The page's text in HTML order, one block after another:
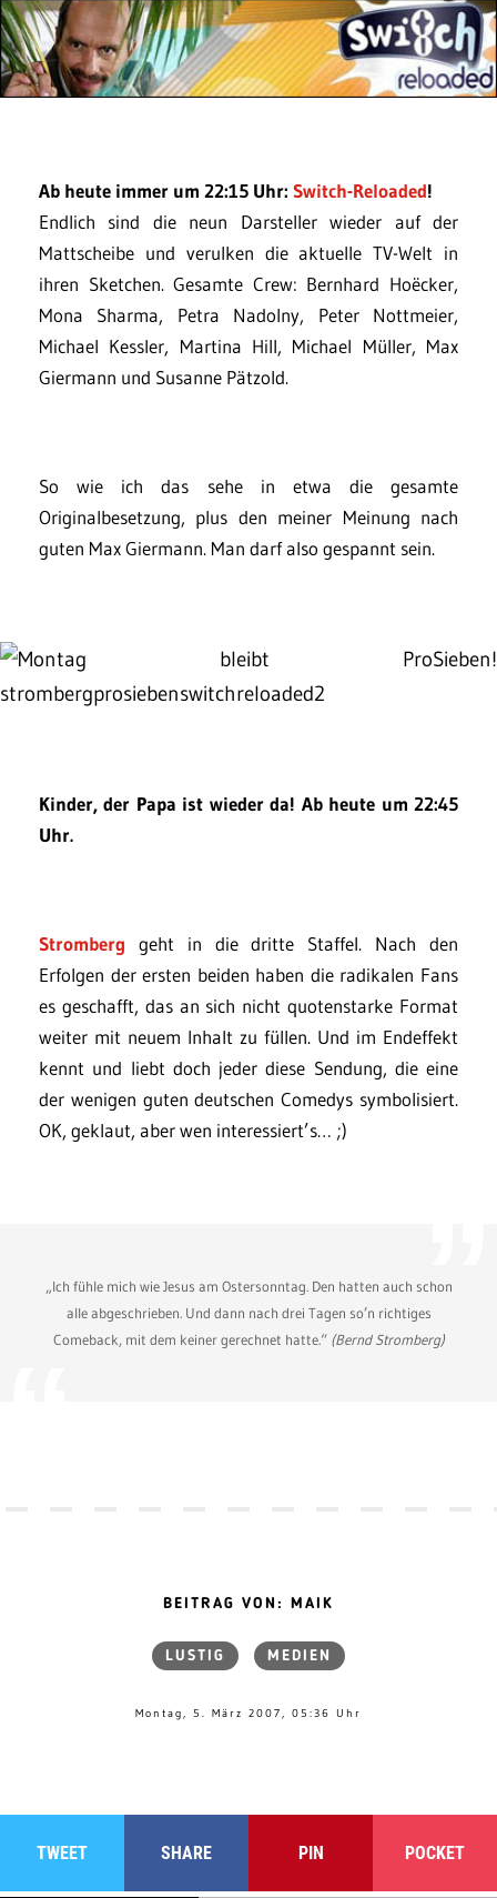
Ab heute immer um 22:15 Uhr: Switch-Reloaded!
Endlich sind die neun Darsteller wieder auf der
Mattscheibe und verulken die aktuelle TV-Welt in
ihren Sketchen. Gesamte Crew: Bernhard Hoëcker,
Mona Sharma, Petra Nadolny, Peter Nottmeier,
Michael Kessler, Martina Hill, Michael Müller, Max
Giermann und Susanne Pätzold.
So wie ich das sehe in etwa die gesamte
Originalbesetzung, plus den meiner Meinung nach
guten Max Giermann. Man darf also gespannt sein.
Kinder, der Papa ist wieder da! Ab heute um 22:45
Uhr.
Stromberg geht in die dritte Staffel. Nach den
Erfolgen der ersten beiden haben die radikalen Fans
es geschafft, das an sich nicht quotenstarke Format
weiter mit neuem Inhalt zu füllen. Und im Endeffekt
kennt und liebt doch jeder diese Sendung, die eine
der wenigen guten deutschen Comedys symbolisiert.
OK, geklaut, aber wen interessiert’s… ;)
„Ich fühle mich wie Jesus am Ostersonntag. Den hatten auch schon
alle abgeschrieben. Und dann nach drei Tagen so’n richtiges
Comeback, mit dem keiner gerechnet hatte.“ (Bernd Stromberg)
BEITRAG VON: MAIK
LUSTIG MEDIEN
Montag, 5. März 2007, 05:36 Uhr
TWEET SHARE PIN POCKET